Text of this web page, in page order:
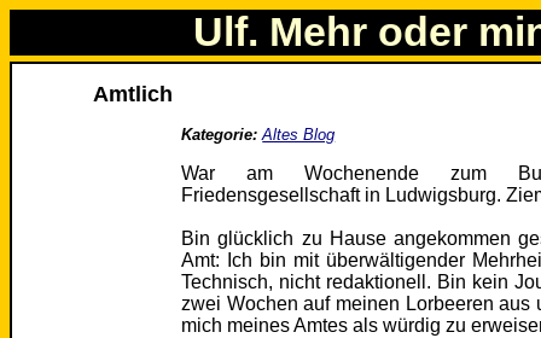
Ulf. Mehr oder
Amtlich
Kategorie: Altes Blog
War am Wochenende zum
Friedensgesellschaft in Ludwigsburg.
Bin glücklich zu Hause angekommen
Amt: Ich bin mit überwältigender
Technisch, nicht redaktionell. Bin kein
zwei Wochen auf meinen Lorbeeren aus
mich meines Amtes als würdig zu